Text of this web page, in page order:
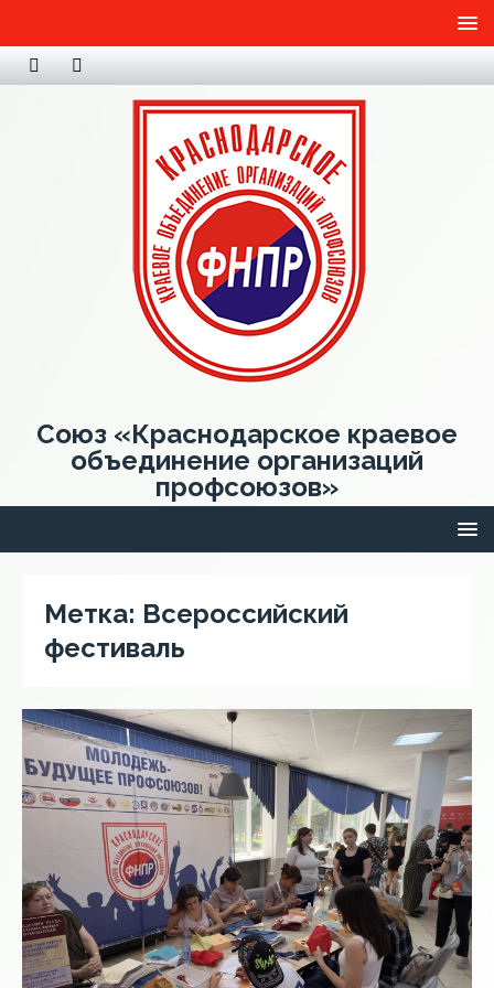
Союз «Краснодарское краевое
объединение организаций
профсоюзов»
Метка: Всероссийский
фестиваль